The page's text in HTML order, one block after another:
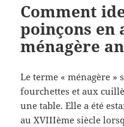
Comment
poinçons en
ménagère
Le terme « ménagère »
fourchettes et aux
une table. Elle a été
au XVIIIème siècle